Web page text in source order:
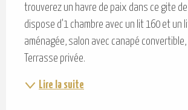
trouverez un havre de paix dans ce gite de
dispose d'1 chambre avec un lit 160 et un
aménagée, salon avec canapé convertible,
Terrasse privée.
Lire la suite